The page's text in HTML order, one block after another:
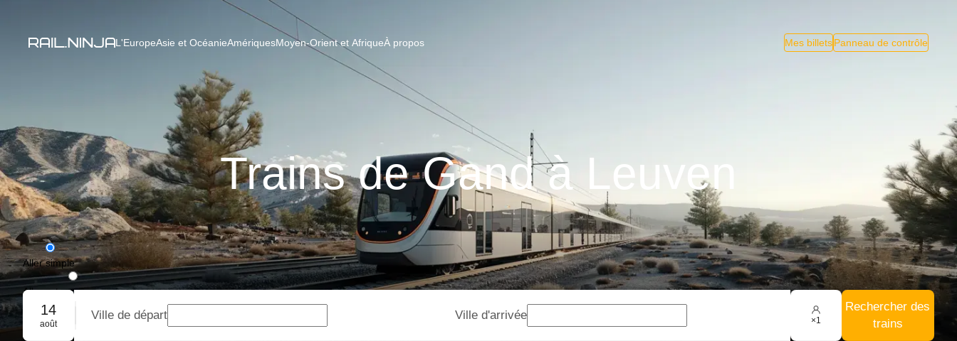
L'EuropeAsie et OcéanieAmériquesMoyen-Orient et AfriqueÀ propos Mes billetsPanneau de contrôle
Trains de Gand à Leuven
Aller simple
Aller-retour
Réservation de groupe
14
août
Ville de départ Ville d'arrivée ×1
Rechercher des
trains